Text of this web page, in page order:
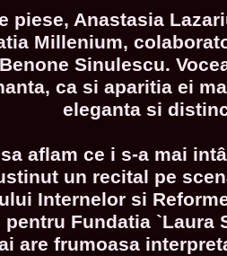
piese, Anastasia
Millenium,
Sinulescu.
ca si aparitia ei
eleganta si
aflam ce i s-a mai
un recital pe
Internelor si
pentru Fundatia `Laura
are frumoasa